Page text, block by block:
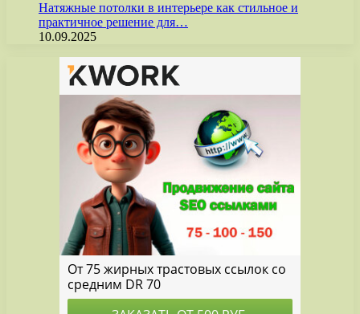
Натяжные потолки в интерьере как стильное и
практичное решение для…
10.09.2025